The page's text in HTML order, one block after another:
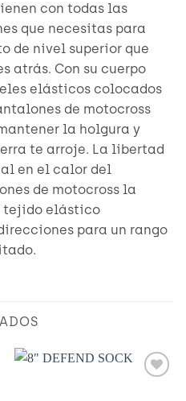
con todas las
que necesitas para
de nivel superior que
atrás. Con su cuerpo
elásticos colocados
de motocross
la holgura y
te arroje. La libertad
en el calor del
de motocross la
tejido elástico
para un rango